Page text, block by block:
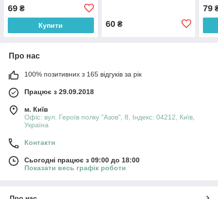
69 ₴
Купити 60₴
79
Про нас
100% позитивних з 165 відгуків за рік
Працює з 29.09.2018
м. Київ
Офіс: вул. Героїв полку "Азов", 8, Індекс: 04212, Київ,
Україна
Контакти
Сьогодні працює з 09:00 до 18:00
Показати весь графік роботи